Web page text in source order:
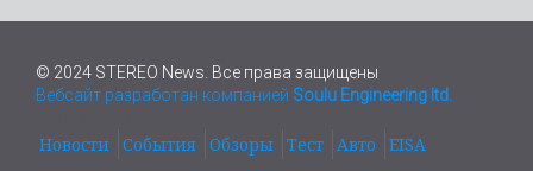
© 2024 STEREO News. Все права защищены
Вебсайт разработан компанией Soulu Engineering ltd.
Новости События Обзоры Тест Авто EISA